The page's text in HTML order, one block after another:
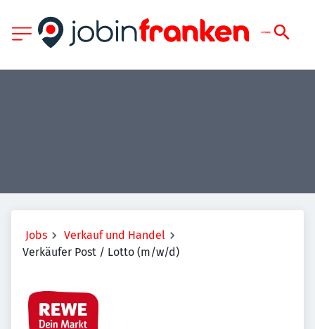
Jobs
Verkauf und Handel
Verkäufer Post / Lotto (m/w/d)